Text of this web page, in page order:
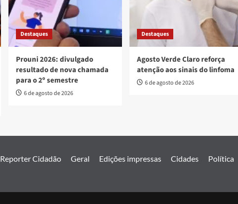
Destaques
Prouni 2026: divulgado
resultado de nova chamada
para o 2º semestre
6 de agosto de 2026
Destaques
Agosto Verde Claro reforça
atenção aos sinais do linfoma
6 de agosto de 2026
Reporter Cidadão Geral Edições impressas Cidades Política